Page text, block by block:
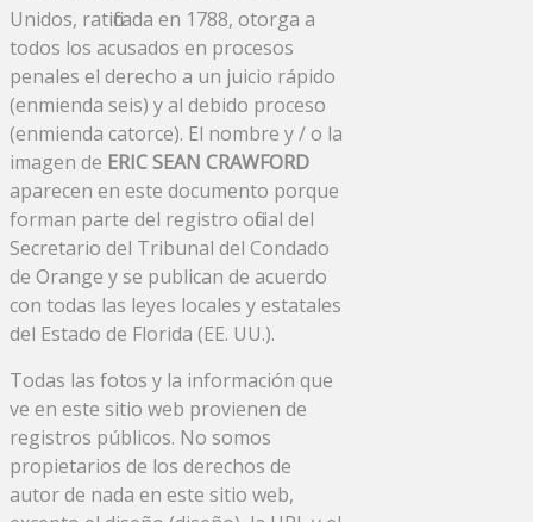
Unidos, ratificada en 1788, otorga a
todos los acusados ​​en procesos
penales el derecho a un juicio rápido
(enmienda seis) y al debido proceso
(enmienda catorce). El nombre y / o la
imagen de ERIC SEAN CRAWFORD
aparecen en este documento porque
forman parte del registro oficial del
Secretario del Tribunal del Condado
de Orange y se publican de acuerdo
con todas las leyes locales y estatales
del Estado de Florida (EE. UU.).
Todas las fotos y la información que
ve en este sitio web provienen de
registros públicos. No somos
propietarios de los derechos de
autor de nada en este sitio web,